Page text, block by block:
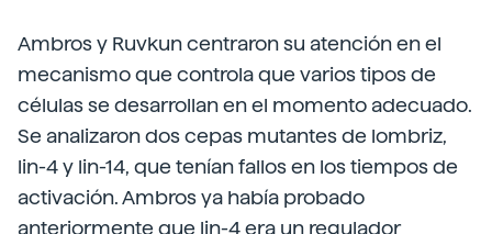
Ambros y Ruvkun centraron su atención en el
mecanismo que controla que varios tipos de
células se desarrollan en el momento adecuado.
Se analizaron dos cepas mutantes de lombriz,
lin-4 y lin-14, que tenían fallos en los tiempos de
activación. Ambros ya había probado
anteriormente que lin-4 era un regulador